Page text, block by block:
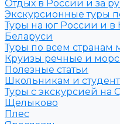
Отдых в России и за
Экскурсионные туры
Туры на юг России и
Беларуси
Туры по всем странам
Круизы речные и
Полезные статьи
Школьникам и
Туры с экскурсией на
Щелыково
Плес